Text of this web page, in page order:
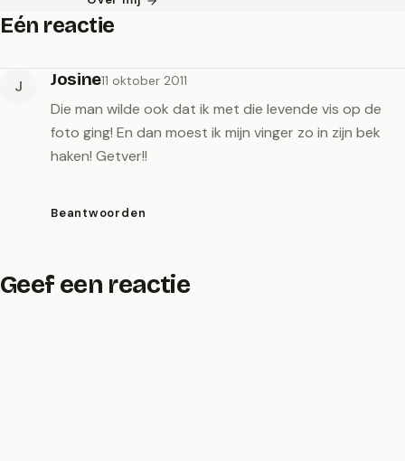
Eén reactie
J Josine11 oktober 2011
Die man wilde ook dat ik met die levende vis op de
foto ging! En dan moest ik mijn vinger zo in zijn bek
haken! Getver!!
Beantwoorden
Geef een reactie